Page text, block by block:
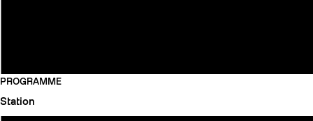
PROGRAMME
Station